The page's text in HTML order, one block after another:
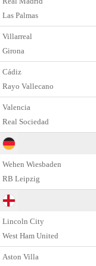
Las Palmas
Villarreal
Girona
Cádiz
Rayo Vallecano
Valencia
Real Sociedad
Wehen Wiesbaden
RB Leipzig
Lincoln City
West Ham United
Aston Villa